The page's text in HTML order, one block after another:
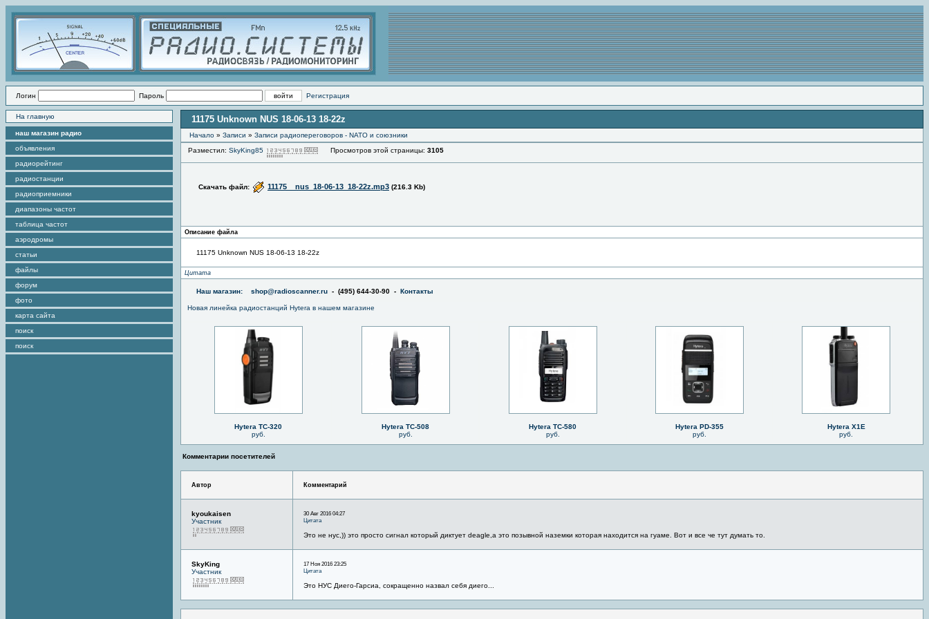
Логин Пароль Регистрация
На главную
наш магазин радио
объявления
радиорейтинг
радиостанции
радиоприемники
диапазоны частот
таблица частот
аэродромы
статьи
файлы
форум
фото
карта сайта
поиск
поиск
11175 Unknown NUS 18-06-13 18-22z
Начало » Записи » Записи радиопереговоров - NATO и союзники
Разместил: SkyKing85 Просмотров этой страницы: 3105
Скачать файл: 11175__nus_18-06-13_18-22z.mp3 (216.3 Kb)
Описание файла
11175 Unknown NUS 18-06-13 18-22z
Цитата
Наш магазин: shop@radioscanner.ru - (495) 644-30-90 - Контакты
Новая линейка радиостанций Hytera в нашем магазине
Hytera TC-320
руб.
Hytera TC-508
руб.
Hytera TC-580
руб.
Hytera PD-355
руб.
Hytera X1E
руб.
Комментарии посетителей
Автор Комментарий
kyoukaisen
Участник
30 Авг 2016 04:27
Цитата
Это не нус,)) это просто сигнал который диктует deagle,а это позывной наземки которая находится на гуаме. Вот и все че тут думать то.
SkyKing
Участник
17 Ноя 2016 23:25
Цитата
Это НУС Диего-Гарсиа, сокращенно назвал себя диего...